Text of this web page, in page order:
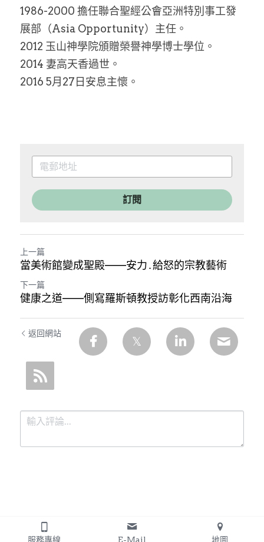
1986-2000 擔任聯合聖經公會亞洲特別事工發
展部（Asia Opportunity）主任。
2012 玉山神學院頒贈榮譽神學博士學位。
2014 妻高天香過世。
2016 5月27日安息主懷。
訂閱
上一篇
當美術館變成聖殿——安力․給怒的宗教藝術
下一篇
健康之道——側寫羅斯頓教授訪彰化西南沿海
返回網站
提交
服務專線 E-Mail 地圖